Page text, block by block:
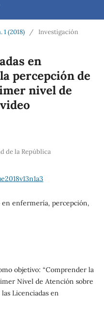
1 (2018) / Investigación
en
percepción de
nivel de
de la República
enfermería, percepción,
objetivo: “Comprender la
Nivel de Atención sobre
Licenciadas en